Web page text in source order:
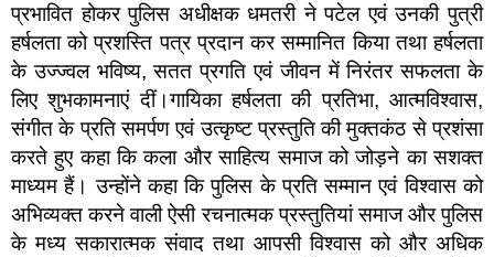
प्रभावित होकर पुलिस अधीक्षक धमतरी ने पटेल एवं उनकी पुत्री
हर्षलता को प्रशस्ति पत्र प्रदान कर सम्मानित किया तथा हर्षलता
के उज्ज्वल भविष्य, सतत प्रगति एवं जीवन में निरंतर सफलता के
लिए शुभकामनाएं दीं।गायिका हर्षलता की प्रतिभा, आत्मविश्वास,
संगीत के प्रति समर्पण एवं उत्कृष्ट प्रस्तुति की मुक्तकंठ से प्रशंसा
करते हुए कहा कि कला और साहित्य समाज को जोड़ने का सशक्त
माध्यम हैं। उन्होंने कहा कि पुलिस के प्रति सम्मान एवं विश्वास को
अभिव्यक्त करने वाली ऐसी रचनात्मक प्रस्तुतियां समाज और पुलिस
के मध्य सकारात्मक संवाद तथा आपसी विश्वास को और अधिक